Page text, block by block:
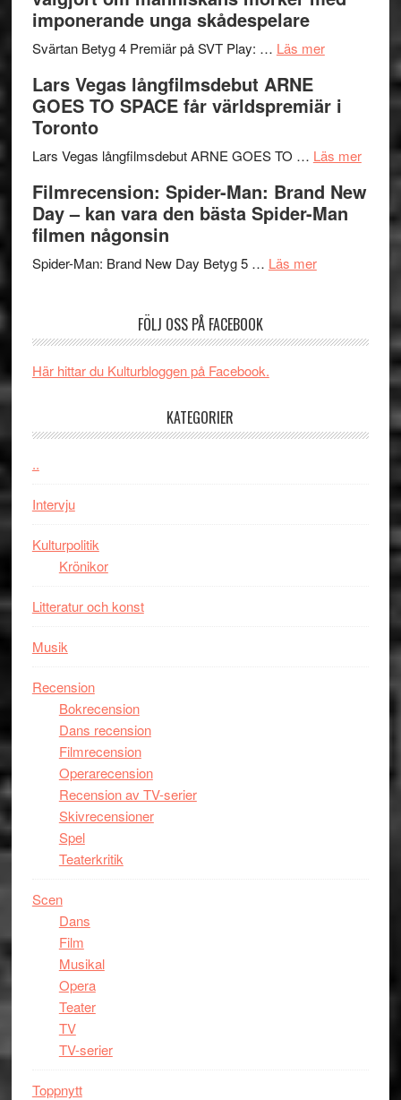
rolig
spännande
Jackie
i
valet
Vem
styra
imponerande unga skådespelare
Svärtan Betyg 4 Premiär på SVT Play: … Läs merom
tv-
Svärtan
välgjort
om
Lars Vegas långfilmsdebut ARNE
GOES TO SPACE får världspremiär i
Toronto
Lars Vegas långfilmsdebut ARNE GOES TO … Läs merom
Vegas
Filmrecension: Spider-Man: Brand New
Day – kan vara den bästa Spider-Man
filmen någonsin
Spider-Man: Brand New Day Betyg 5 … Läs merom
Brand
kan
FÖLJ OSS PÅ FACEBOOK
Här hittar du Kulturbloggen på Facebook.
KATEGORIER
..
Intervju
Kulturpolitik
Krönikor
Litteratur och konst
Musik
Recension
Bokrecension
Dans recension
Filmrecension
Operarecension
Recension av TV-serier
Skivrecensioner
Spel
Teaterkritik
Scen
Dans
Film
Musikal
Opera
Teater
TV
TV-serier
Toppnytt